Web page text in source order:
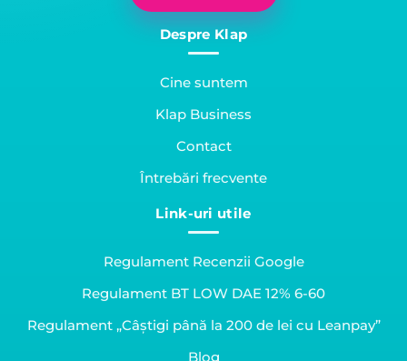
Despre Klap
Cine suntem
Klap Business
Contact
Întrebări frecvente
Link-uri utile
Regulament Recenzii Google
Regulament BT LOW DAE 12% 6-60
Regulament „Câștigi până la 200 de lei cu Leanpay”
Blog